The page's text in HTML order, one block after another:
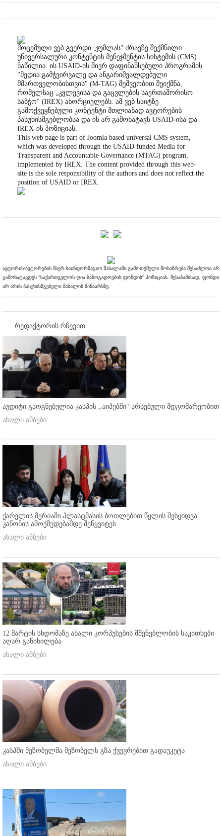
მოცემული ვებ გვერდი „ჯუმლას" ძრავზე შექმნილი
უნივერსალური კონტენტის მენეჯმენტის სისტემის (CMS)
ნაწილია. ის USAID-ის მიერ დაფინანსებული პროგრამის
"მედია გამჭვირვალე და ანგარიშვალდებული
მმართველობისთვის" (M-TAG) მეშვეობით შეიქმნა,
რომელსაც „კვლევისა და გაცვლების საერთაშორისო
საბჭო" (IREX) ახორციელებს. ამ ვებ საიტზე
გამოქვეყნებული კონტენტი მთლიანად ავტორების
პასუხისმგებლობაა და ის არ გამოხატავს USAID-ისა და
IREX-ის პოზიციას.
This web page is part of Joomla based universal CMS system,
which was developed through the USAID funded Media for
Transparent and Accountable Governance (MTAG) program,
implemented by IREX. The content provided through this web-
site is the sole responsibility of the authors and does not reflect the
position of USAID or IREX.
ავტორის/ავტორების მიერ საინფორმაციო მასალაში გამოთქმული მოსაზრება შესაძლოა არ
გამოხატავდეს "საქართველოს ღია საზოგადოების ფონდის" პოზიციას. შესაბამისად, ფონდი
არ არის პასუხისმგებელი მასალის შინაარსზე.
რედაქტორის რჩევით
აუდიტი გაოგნებულია კასპის ,,აიპებში'' არსებული მდგომარეობით
ახალი ამბები
ქარელის მერიაში პლასტმასის ბოთლებით წყლის შესყიდვა
კანონის ამოქმედებამდე შეწყვიტეს
ახალი ამბები
12 მარტის სხდომაზე ახალი კორპუსების მშენებლობის საკითხები
აღარ განიხილება
ახალი ამბები
კასპში მეზობელმა მეზობელს გზა ქვევრებით გადაუკეტა
ახალი ამბები